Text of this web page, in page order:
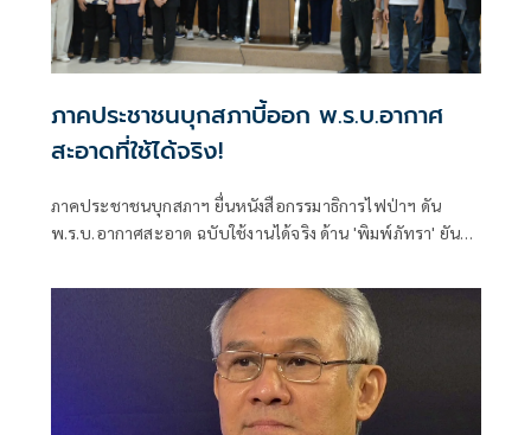
ภาคประชาชนบุกสภาบี้ออก พ.ร.บ.อากาศ
สะอาดที่ใช้ได้จริง!
ภาคประชาชนบุกสภาฯ ยื่นหนังสือกรรมาธิการไฟป่าฯ ดัน
พ.ร.บ.อากาศสะอาด ฉบับใช้งานได้จริง ด้าน 'พิมพ์ภัทรา' ยัน